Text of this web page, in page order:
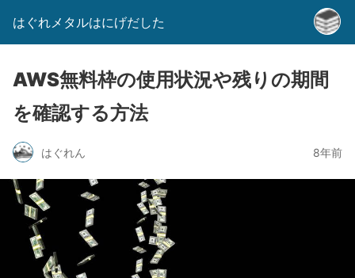
はぐれメタルはにげだした
AWS無料枠の使用状況や残りの期間
を確認する方法
はぐれん 8年前